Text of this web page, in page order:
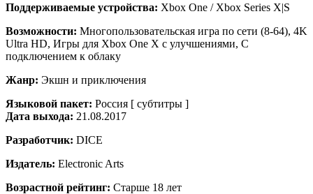
Поддерживаемые устройства: Xbox One / Xbox Series X|S
Возможности: Многопользовательская игра по сети (8-64), 4K
Ultra HD, Игры для Xbox One X с улучшениями, С
подключением к облаку
Жанр: Экшн и приключения
Языковой пакет: Россия [ субтитры ]
Дата выхода: 21.08.2017
Разработчик: DICE
Издатель: Electronic Arts
Возрастной рейтинг: Старше 18 лет